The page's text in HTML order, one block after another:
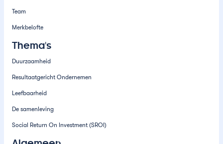
Team
Merkbelofte
Thema's
Duurzaamheid
Resultaatgericht Ondernemen
Leefbaarheid
De samenleving
Social Return On Investment (SROI)